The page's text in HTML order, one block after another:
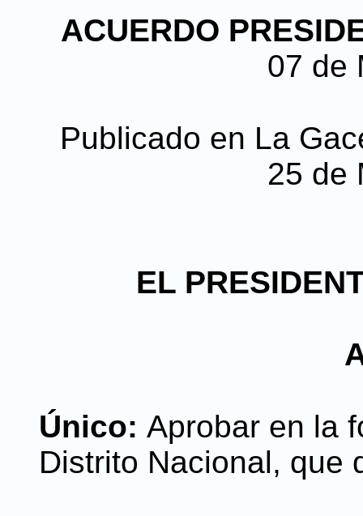
ACUERDO
07 de
Publicado en La
25 de
EL
Único: Aprobar en la
Distrito Nacional, que